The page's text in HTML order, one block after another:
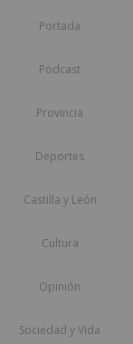
Portada
Podcast
Provincia
Deportes
Castilla y León
Cultura
Opinión
Sociedad y Vida